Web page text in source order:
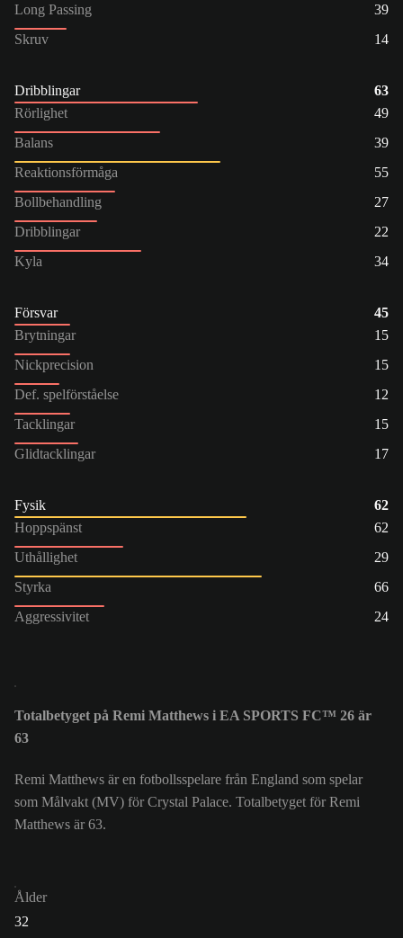
Long Passing
39
Skruv
14
Dribblingar
63
Rörlighet
49
Balans
39
Reaktionsförmåga
55
Bollbehandling
27
Dribblingar
22
Kyla
34
Försvar
45
Brytningar
15
Nickprecision
15
Def. spelförståelse
12
Tacklingar
15
Glidtacklingar
17
Fysik
62
Hoppspänst
62
Uthållighet
29
Styrka
66
Aggressivitet
24
Totalbetyget på Remi Matthews i EA SPORTS FC™ 26 är
63
Remi Matthews är en fotbollsspelare från England som spelar
som Målvakt (MV) för Crystal Palace. Totalbetyget för Remi
Matthews är 63.
Ålder
32